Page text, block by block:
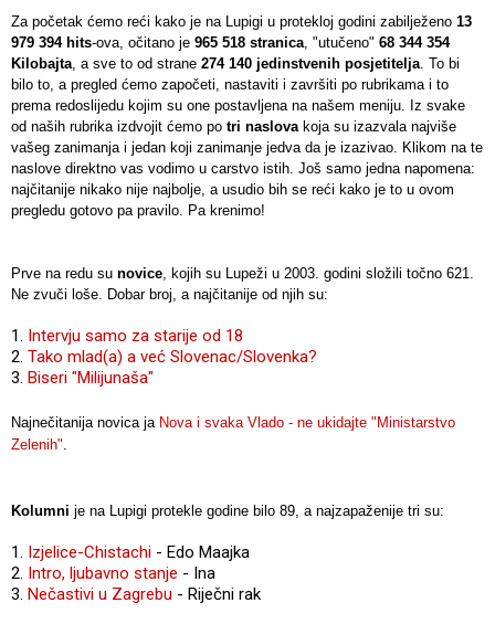
Za početak ćemo reći kako je na Lupigi u protekloj godini zabilježeno 13
979 394 hits-ova, očitano je 965 518 stranica , "utučeno" 68 344 354
Kilobajta , a sve to od strane 274 140 jedinstvenih posjetitelja . To bi
bilo to, a pregled ćemo započeti, nastaviti i završiti po rubrikama i to
prema redoslijedu kojim su one postavljena na našem meniju. Iz svake
od naših rubrika izdvojit ćemo po tri naslova koja su izazvala najviše
vašeg zanimanja i jedan koji zanimanje jedva da je izazivao. Klikom na te
naslove direktno vas vodimo u carstvo istih. Još samo jedna napomena:
najčitanije nikako nije najbolje, a usudio bih se reći kako je to u ovom
pregledu gotovo pa pravilo. Pa krenimo!
Prve na redu su novice , kojih su Lupeži u 2003. godini složili točno 621.
Ne zvuči loše. Dobar broj, a najčitanije od njih su:
1. Intervju samo za starije od 18
2. Tako mlad(a) a već Slovenac/Slovenka?
3. Biseri "Milijunaša"
Najnečitanija novica ja Nova i svaka Vlado - ne ukidajte "Ministarstvo
Zelenih"
Kolumni je na Lupigi protekle godine bilo 89, a najzapaženije tri su:
1. Izjelice-Chistachi - Edo Maajka
2. Intro, ljubavno stanje - Ina
3. Nečastivi u Zagrebu - Riječni rak